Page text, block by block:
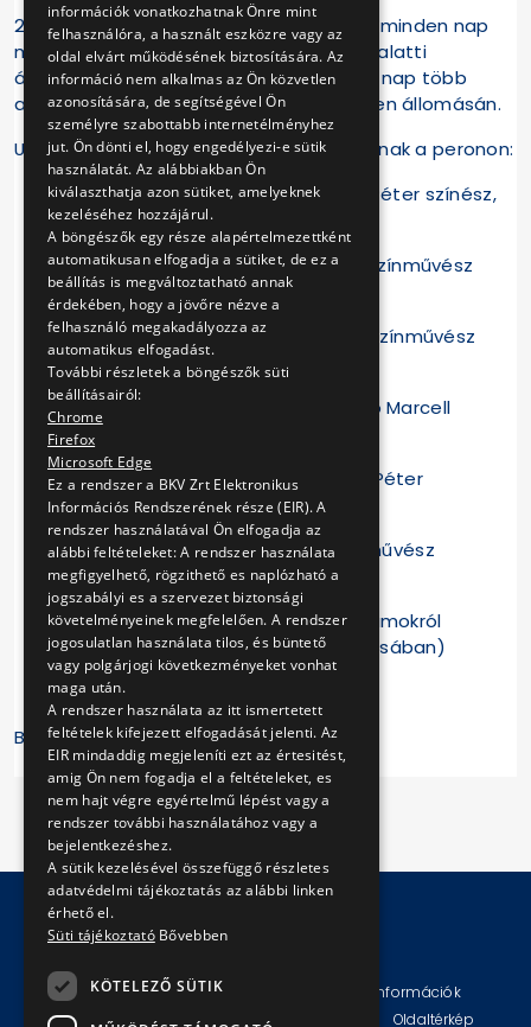
2021. május 3. és 9. között egy héten át minden nap
más-más kortárs vers hallható a kisföldalatti
állomásain. Az irodalmi alkotásokat egy nap több
alkalommal is bejátsszuk a MillFAV minden állomásán.
Utasaink az alábbi művekkel találkozhatnak a peronon:
Kemény István: Kis majom (Mihály Péter színész,
rendező előadásában)
Áfra János: Otthonról el (Für Anikó színművész
előadásában)
Szálinger Balázs: A fák (Csuja Imre színművész
előadásában)
Géczi János: Ma megbeszéltük (Likó Marcell
zenész előadásában)
Dukay Nagy Ádám: Életesély (Nagy Péter
színművész előadásában)
Terék Anna: Pofon (Tóth Ildikó színművész
előadásában)
Szőcs Géza: Vers a végtelen programokról
(Gáspár Sándor színművész előadásában)
BKV Zrt.
Impresszum Jogi nyilatkozat
Technikai információk
Adatvédelmi politika és tájékoztatások
Oldaltérkép
információk vonatkozhatnak Önre mint
felhasználóra, a használt eszközre vagy az
oldal elvárt működésének biztosítására. Az
információ nem alkalmas az Ön közvetlen
azonosítására, de segítségével Ön
személyre szabottabb internetélményhez
jut. Ön dönti el, hogy engedélyezi-e sütik
használatát. Az alábbiakban Ön
kiválaszthatja azon sütiket, amelyeknek
kezeléséhez hozzájárul.
A böngészők egy része alapértelmezettként
automatikusan elfogadja a sütiket, de ez a
beállítás is megváltoztatható annak
érdekében, hogy a jövőre nézve a
felhasználó megakadályozza az
automatikus elfogadást.
További részletek a böngészők süti
beállításairól:
Chrome
Firefox
Microsoft Edge
Ez a rendszer a BKV Zrt Elektronikus
Információs Rendszerének része (EIR). A
rendszer használatával Ön elfogadja az
alábbi feltételeket: A rendszer használata
megfigyelhető, rögzithető es naplózható a
jogszabályi es a szervezet biztonsági
követelményeinek megfelelően. A rendszer
jogosulatlan használata tilos, és büntető
vagy polgárjogi következményeket vonhat
maga után.
A rendszer használata az itt ismertetett
feltételek kifejezett elfogadását jelenti. Az
EIR mindaddig megjeleníti ezt az értesitést,
amig Ön nem fogadja el a feltételeket, es
nem hajt végre egyértelmű lépést vagy a
rendszer további használatához vagy a
bejelentkezéshez.
A sütik kezelésével összefüggő részletes
adatvédelmi tájékoztatás az alábbi linken
érhető el.
Süti tájékoztató Bővebben
KÖTELEZŐ SÜTIK